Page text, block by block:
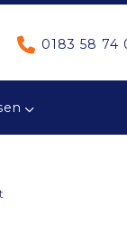
0183 58 74